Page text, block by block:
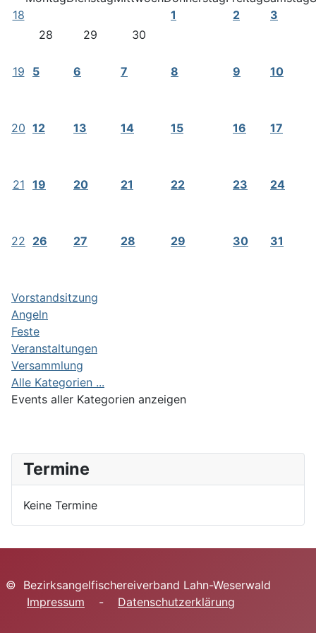
Termine
Keine Termine
18
28
29 30
1 2 3
19 5 6 7 8 9 10
20 12 13 14 15 16 17
21 19 20 21 22 23 24
22 26 27 28 29 30 31
Vorstandsitzung
Angeln
Feste
Veranstaltungen
Versammlung
Alle Kategorien ...
Events aller Kategorien anzeigen
© Bezirksangelfischereiverband Lahn-Weserwald
Impressum - Datenschutzerklärung